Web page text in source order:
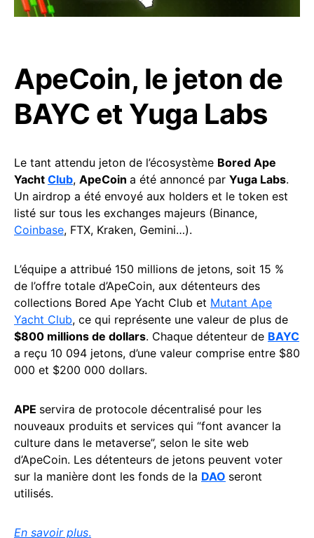
ApeCoin, le jeton de
BAYC et Yuga Labs
Le tant attendu jeton de l’écosystème Bored Ape
Yacht Club, ApeCoin a été annoncé par Yuga Labs.
Un airdrop a été envoyé aux holders et le token est
listé sur tous les exchanges majeurs (Binance,
Coinbase, FTX, Kraken, Gemini…).
L’équipe a attribué 150 millions de jetons, soit 15 %
de l’offre totale d’ApeCoin, aux détenteurs des
collections Bored Ape Yacht Club et Mutant Ape
Yacht Club, ce qui représente une valeur de plus de
$800 millions de dollars. Chaque détenteur de BAYC
a reçu 10 094 jetons, d’une valeur comprise entre $80
000 et $200 000 dollars.
APE servira de protocole décentralisé pour les
nouveaux produits et services qui “font avancer la
culture dans le metaverse”, selon le site web
d’ApeCoin. Les détenteurs de jetons peuvent voter
sur la manière dont les fonds de la DAO seront
utilisés.
En savoir plus.